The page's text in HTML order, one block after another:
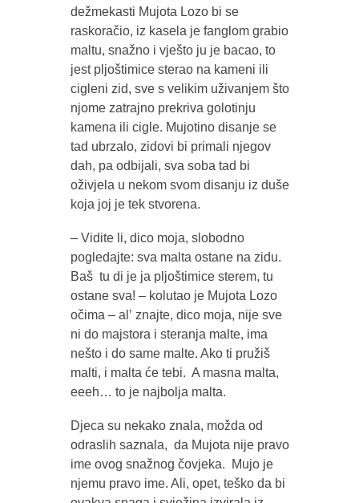
dežmekasti Mujota Lozo bi se
raskoračio, iz kasela je fanglom grabio
maltu, snažno i vješto ju je bacao, to
jest pljoštimice sterao na kameni ili
cigleni zid, sve s velikim uživanjem što
njome zatrajno prekriva golotinju
kamena ili cigle. Mujotino disanje se
tad ubrzalo, zidovi bi primali njegov
dah, pa odbijali, sva soba tad bi
oživjela u nekom svom disanju iz duše
koja joj je tek stvorena.
– Vidite li, dico moja, slobodno
pogledajte: sva malta ostane na zidu.
Baš tu di je ja pljoštimice sterem, tu
ostane sva! – kolutao je Mujota Lozo
očima – alʼ znajte, dico moja, nije sve
ni do majstora i steranja malte, ima
nešto i do same malte. Ako ti pružiš
malti, i malta će tebi. A masna malta,
eeeh… to je najbolja malta.
Djeca su nekako znala, možda od
odraslih saznala, da Mujota nije pravo
ime ovog snažnog čovjeka. Mujo je
njemu pravo ime. Ali, opet, teško da bi